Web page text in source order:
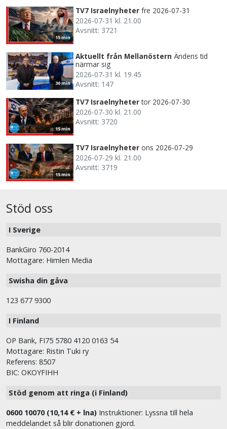
15 min
TV7 Israelnyheter fre 2026-07-31
2026-07-31 kl. 21.00
Avsnitt: 3721
30 min
Aktuellt från Mellanöstern Ändens tid
närmar sig
2026-07-31 kl. 19.45
Avsnitt: 147
15 min
TV7 Israelnyheter tor 2026-07-30
2026-07-30 kl. 21.00
Avsnitt: 3720
15 min
TV7 Israelnyheter ons 2026-07-29
2026-07-29 kl. 21.00
Avsnitt: 3719
Stöd oss
I Sverige
BankGiro 760-2014
Mottagare: Himlen Media
Swisha din gåva
123 677 9300
I Finland
OP Bank, FI75 5780 4120 0163 54
Mottagare: Ristin Tuki ry
Referens: 8507
BIC: OKOYFIHH
Stöd genom att ringa (i Finland)
0600 10070 (10,14 € + lna) Instruktioner: Lyssna till hela
meddelandet så blir donationen gjord.